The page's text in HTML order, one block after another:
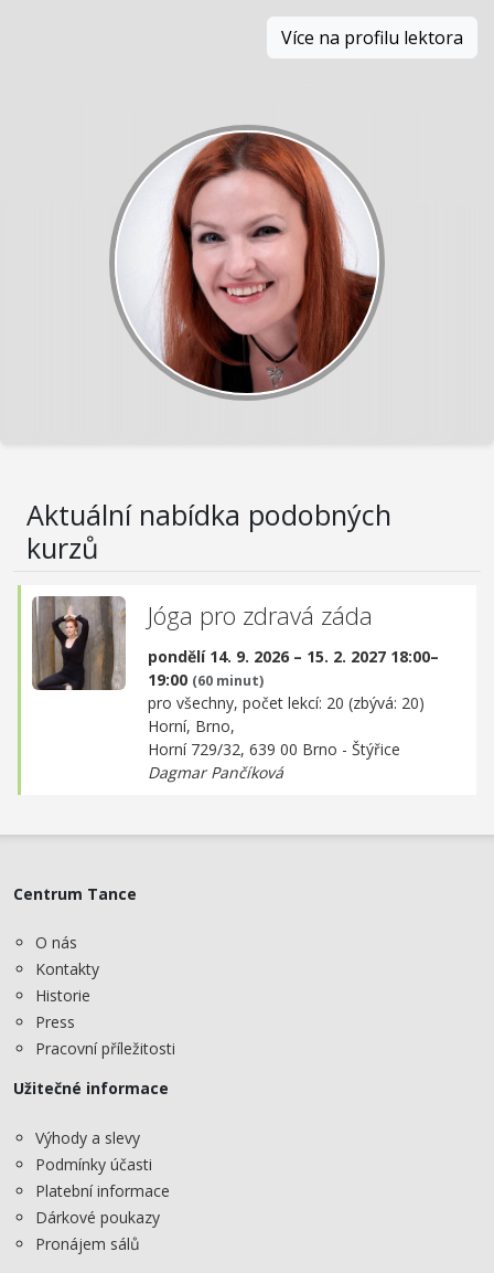
Více na profilu lektora
Aktuální nabídka podobných
kurzů
Jóga pro zdravá záda
pondělí 14. 9. 2026 – 15. 2. 2027 18:00–
19:00 (60 minut)
pro všechny, počet lekcí: 20 (zbývá: 20)
Horní, Brno,
Horní 729/32, 639 00 Brno - Štýřice
Dagmar Pančíková
Centrum Tance
O nás
Kontakty
Historie
Press
Pracovní příležitosti
Užitečné informace
Výhody a slevy
Podmínky účasti
Platební informace
Dárkové poukazy
Pronájem sálů